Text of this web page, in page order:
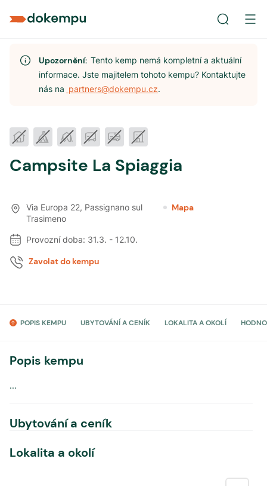
Upozornění:Tento kemp nemá kompletní a aktuální
informace. Jste majitelem tohoto kempu? Kontaktujte
nás na partners@dokempu.cz.
Campsite La Spiaggia
Via Europa 22, Passignano sul
Trasimeno
Mapa
Provozní doba: 31.3. - 12.10.
Zavolat do kempu
POPIS KEMPU UBYTOVÁNÍ A CENÍK LOKALITA A OKOLÍ
Popis kempu
...
Ubytování a ceník
Lokalita a okolí